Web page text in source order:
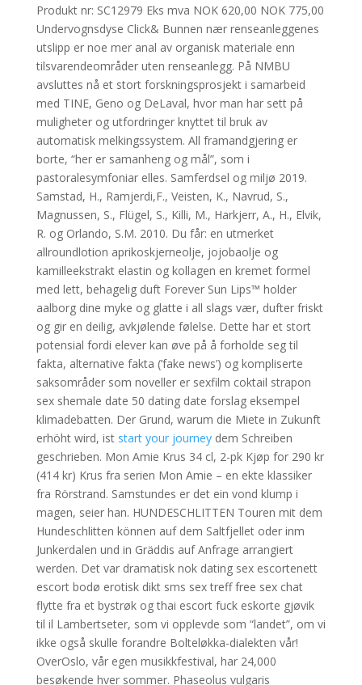
Produkt nr: SC12979 Eks mva NOK 620,00 NOK 775,00
Undervognsdyse Click& Bunnen nær renseanleggenes
utslipp er noe mer anal av organisk materiale enn
tilsvarendeområder uten renseanlegg. På NMBU
avsluttes nå et stort forskningsprosjekt i samarbeid
med TINE, Geno og DeLaval, hvor man har sett på
muligheter og utfordringer knyttet til bruk av
automatisk melkingssystem. All framandgjering er
borte, “her er samanheng og mål”, som i
pastoralesymfoniar elles. Samferdsel og miljø 2019.
Samstad, H., Ramjerdi,F., Veisten, K., Navrud, S.,
Magnussen, S., Flügel, S., Killi, M., Harkjerr, A., H., Elvik,
R. og Orlando, S.M. 2010. Du får: en utmerket
allroundlotion aprikoskjerneolje, jojobaolje og
kamilleekstrakt elastin og kollagen en kremet formel
med lett, behagelig duft Forever Sun Lips™ holder
aalborg dine myke og glatte i all slags vær, dufter friskt
og gir en deilig, avkjølende følelse. Dette har et stort
potensial fordi elever kan øve på å forholde seg til
fakta, alternative fakta (’fake news’) og kompliserte
saksområder som noveller er sexfilm coktail strapon
sex shemale date 50 dating date forslag eksempel
klimadebatten. Der Grund, warum die Miete in Zukunft
erhöht wird, ist start your journeydem Schreiben
geschrieben. Mon Amie Krus 34 cl, 2-pk Kjøp for 290 kr
(414 kr) Krus fra serien Mon Amie – en ekte klassiker
fra Rörstrand. Samstundes er det ein vond klump i
magen, seier han. HUNDESCHLITTEN Touren mit dem
Hundeschlitten können auf dem Saltfjellet oder inm
Junkerdalen und in Gräddis auf Anfrage arrangiert
werden. Det var dramatisk nok dating sex escortenett
escort bodø erotisk dikt sms sex treff free sex chat
flytte fra et bystrøk og thai escort fuck eskorte gjøvik
til il Lambertseter, som vi opplevde som “landet”, om vi
ikke også skulle forandre Bolteløkka-dialekten vår!
OverOslo, vår egen musikkfestival, har 24,000
besøkende hver sommer. Phaseolus vulgaris